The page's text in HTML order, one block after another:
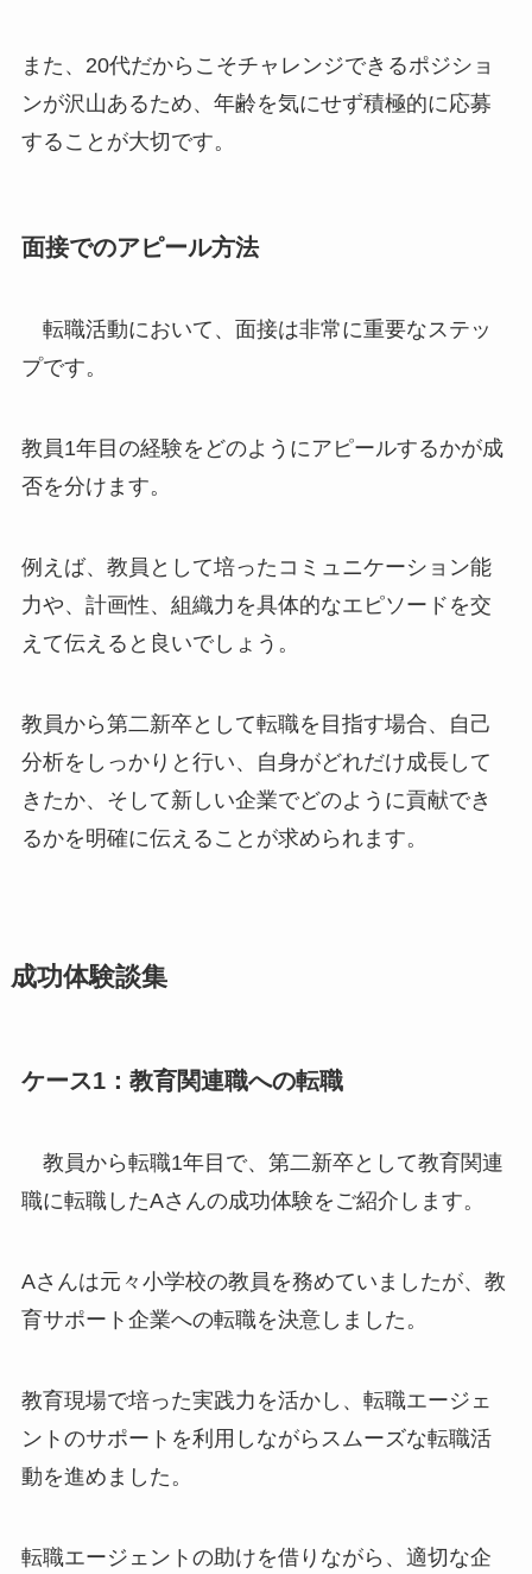
また、20代だからこそチャレンジできるポジショ
ンが沢山あるため、年齢を気にせず積極的に応募
することが大切です。
面接でのアピール方法
転職活動において、面接は非常に重要なステッ
プです。
教員1年目の経験をどのようにアピールするかが成
否を分けます。
例えば、教員として培ったコミュニケーション能
力や、計画性、組織力を具体的なエピソードを交
えて伝えると良いでしょう。
教員から第二新卒として転職を目指す場合、自己
分析をしっかりと行い、自身がどれだけ成長して
きたか、そして新しい企業でどのように貢献でき
るかを明確に伝えることが求められます。
成功体験談集
ケース1：教育関連職への転職
教員から転職1年目で、第二新卒として教育関連
職に転職したAさんの成功体験をご紹介します。
Aさんは元々小学校の教員を務めていましたが、教
育サポート企業への転職を決意しました。
教育現場で培った実践力を活かし、転職エージェ
ントのサポートを利用しながらスムーズな転職活
動を進めました。
転職エージェントの助けを借りながら、適切な企